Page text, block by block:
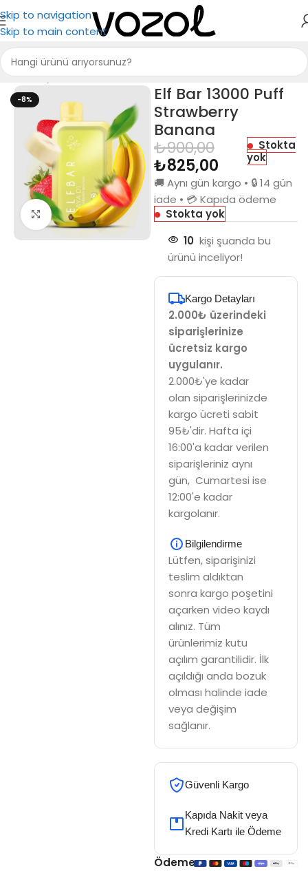
Skip to navigation
Skip to main content
Ana Sayfa Elf Bar Elf Bar 13000 Puff RAYA D1
-8%
Büyütmek için tıkla
Elf Bar 13000 Puff
Strawberry
Banana
₺900,00
₺825,00
Stokta
yok
🚚 Aynı gün kargo • 🔒 14 gün
iade • 💳 Kapıda ödeme
Stokta yok
10 kişi şuanda bu
ürünü inceliyor!
Kargo Detayları
2.000₺ üzerindeki
siparişlerinize
ücretsiz kargo
uygulanır.
2.000₺'ye kadar
olan siparişlerinizde
kargo ücreti sabit
95₺'dir. Hafta içi
16:00'a kadar verilen
siparişleriniz aynı
gün, Cumartesi ise
12:00'e kadar
kargolanır.
Bilgilendirme
Lütfen, siparişinizi
teslim aldıktan
sonra kargo poşetini
açarken video kaydı
alınız. Tüm
ürünlerimiz kutu
açılım garantilidir. İlk
açıldığı anda bozuk
olması halinde iade
veya değişim
sağlanır.
Güvenli Kargo
Kapıda Nakit veya
Kredi Kartı ile Ödeme
Ödeme